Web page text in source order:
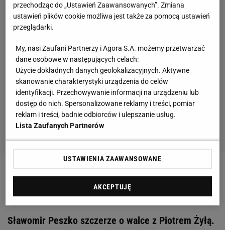
Zobacz wideoJakub Przygoński i dziennikarz
Sport.pl driftują samochodem za milion złotych!
Sławomir Peszko szczerze o walce z Piotrem Żyłą.
przechodząc do „Ustawień Zaawansowanych”. Zmiana
ustawień plików cookie możliwa jest także za pomocą ustawień
przeglądarki.
My, nasi Zaufani Partnerzy i Agora S.A. możemy przetwarzać
dane osobowe w następujących celach:
Użycie dokładnych danych geolokalizacyjnych. Aktywne
skanowanie charakterystyki urządzenia do celów
identyfikacji. Przechowywanie informacji na urządzeniu lub
dostęp do nich. Spersonalizowane reklamy i treści, pomiar
reklam i treści, badnie odbiorców i ulepszanie usług.
Lista Zaufanych Partnerów
USTAWIENIA ZAAWANSOWANE
AKCEPTUJĘ